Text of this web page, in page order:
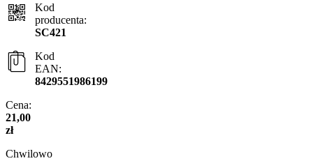
Kod
producenta:
SC421
Kod
EAN:
8429551986199
Cena:
21,00
zł
Chwilowo